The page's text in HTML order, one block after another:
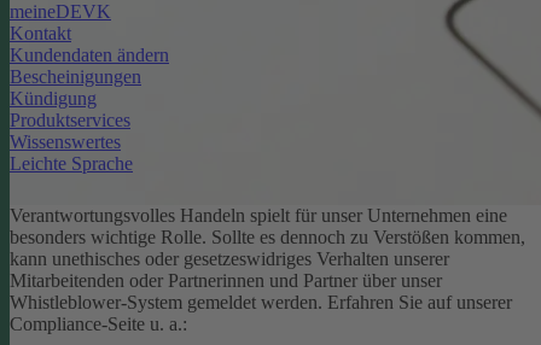
meineDEVK
Kontakt
Kundendaten ändern
Bescheinigungen
Kündigung
Produktservices
Wissenswertes
Leichte Sprache
Verantwortungsvolles Handeln spielt für unser Unternehmen eine
besonders wichtige Rolle. Sollte es dennoch zu Verstößen kommen,
kann unethisches oder gesetzeswidriges Verhalten unserer
Mitarbeitenden oder Partnerinnen und Partner über unser
Whistleblower-System gemeldet werden. Erfahren Sie auf unserer
Compliance-Seite u. a.: